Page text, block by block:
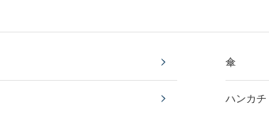
傘
ハンカチ